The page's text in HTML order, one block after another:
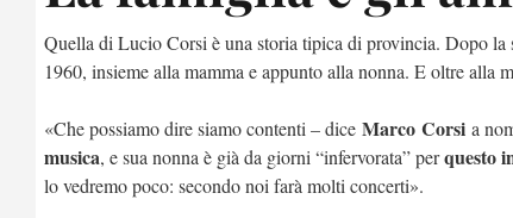
Quella di Lucio Corsi è una storia tipica di provincia. Dopo la
1960, insieme alla mamma e appunto alla nonna. E oltre alla
«Che possiamo dire siamo contenti – dice Marco Corsi a
musica, e sua nonna è già da giorni “infervorata” perquesto
lo vedremo poco: secondo noi farà molti concerti».